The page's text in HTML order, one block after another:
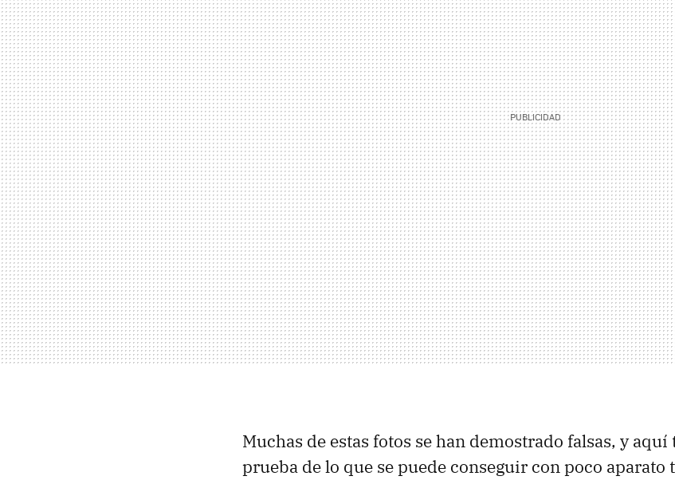
Muchas de estas fotos se han demostrado falsas, y
prueba de lo que se puede conseguir con poco